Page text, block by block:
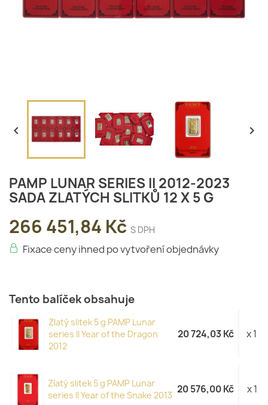
 
PAMP LUNAR SERIES II 2012-2023
SADA ZLATÝCH SLITKŮ 12 X 5 G
266 451,84 Kč S DPH
Fixace ceny ihned po vytvoření objednávky
Tento balíček obsahuje
Zlatý slitek 5 g PAMP Lunar
series II Year of the Dragon
2012
20 724,03 Kč x 1
Zlatý slitek 5 g PAMP Lunar
series II Year of the Snake 2013 20 576,00 Kč x 1